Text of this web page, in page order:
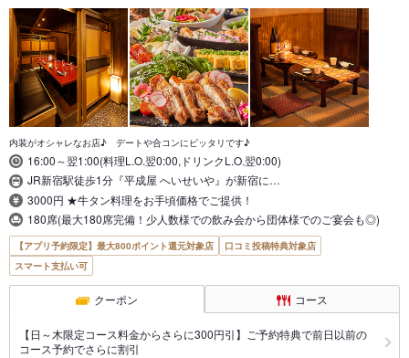
内装がオシャレなお店♪ デートや合コンにピッタリです♪
16:00～翌1:00(料理L.O.翌0:00,ドリンクL.O.翌0:00)
JR新宿駅徒歩1分『平成屋 へいせいや』が新宿に…
3000円 ★牛タン料理をお手頃価格でご提供！
180席(最大180席完備！少人数様での飲み会から団体様でのご宴会も◎)
【アプリ予約限定】最大800ポイント還元対象店
口コミ投稿特典対象店
スマート支払い可
クーポン コース
【日～木限定コース料金からさらに300円引】ご予約特典で前日以前の
コース予約でさらに割引